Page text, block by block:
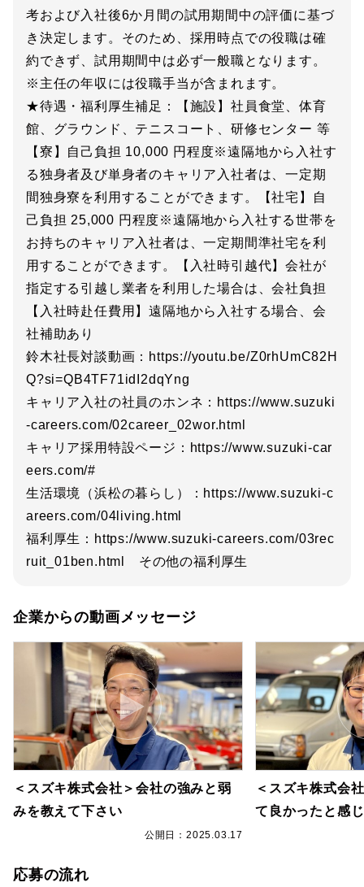
考および入社後6か月間の試用期間中の評価に基づ
き決定します。そのため、採用時点での役職は確
約できず、試用期間中は必ず一般職となります。
※主任の年収には役職手当が含まれます。
★待遇・福利厚生補足：【施設】社員食堂、体育
館、グラウンド、テニスコート、研修センター 等
【寮】自己負担 10,000 円程度※遠隔地から入社す
る独身者及び単身者のキャリア入社者は、一定期
間独身寮を利用することができます。【社宅】自
己負担 25,000 円程度※遠隔地から入社する世帯を
お持ちのキャリア入社者は、一定期間準社宅を利
用することができます。【入社時引越代】会社が
指定する引越し業者を利用した場合は、会社負担
【入社時赴任費用】遠隔地から入社する場合、会
社補助あり
鈴木社長対談動画：https://youtu.be/Z0rhUmC82H
Q?si=QB4TF71idI2dqYng
キャリア入社の社員のホンネ：https://www.suzuki
-careers.com/02career_02wor.html
キャリア採用特設ページ：https://www.suzuki-car
eers.com/#
生活環境（浜松の暮らし）：https://www.suzuki-c
areers.com/04living.html
福利厚生：https://www.suzuki-careers.com/03rec
ruit_01ben.html その他の福利厚生
企業からの動画メッセージ
＜スズキ株式会社＞会社の強みと弱
みを教えて下さい
公開日：2025.03.17
＜スズキ株式会
て良かったと感
応募の流れ